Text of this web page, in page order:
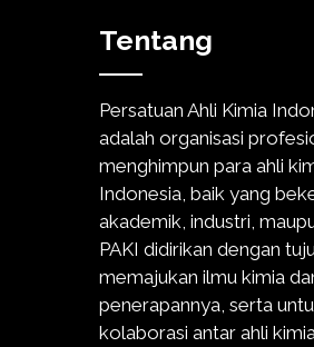
Tentang
Persatuan Ahli Kimia
adalah organisasi
menghimpun para ahli
Indonesia, baik yang
akademik, industri,
PAKI didirikan dengan
memajukan ilmu kimia
penerapannya, serta
kolaborasi antar ahli